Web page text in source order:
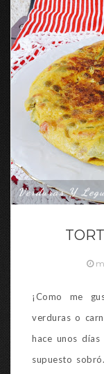
Verduras Y
¡Como me
verduras o
hace unos
supuesto